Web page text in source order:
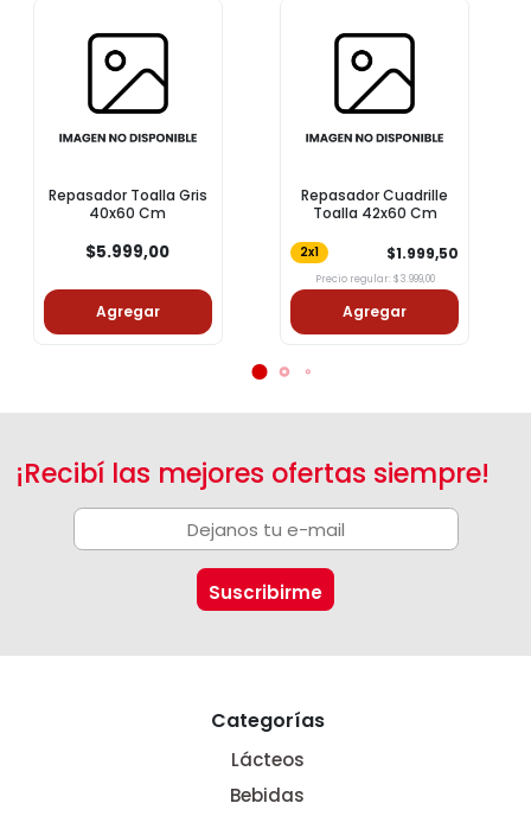
Repasador Toalla Gris
40x60 Cm
$5.999,00
Agregar
Repasador Cuadrille
Toalla 42x60 Cm
2x1 $1.999,50
Precio regular: $3.999,00
Agregar
¡Recibí las mejores ofertas siempre!
Categorías
Lácteos
Bebidas